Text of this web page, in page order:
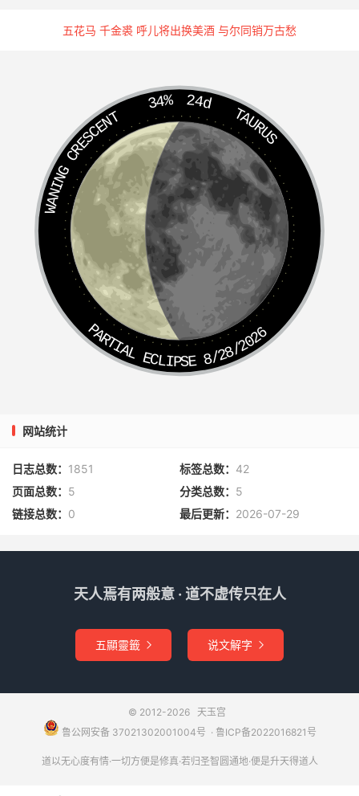
五花马 千金裘 呼儿将出换美酒 与尔同销万古愁
34% 24d
TAURUS
WANING CRESCENT
PARTIAL ECLIPSE 8/28/2026
网站统计
日志总数： 1851 标签总数： 42
页面总数： 5 分类总数： 5
链接总数： 0 最后更新： 2026-07-29
天人焉有两般意 · 道不虚传只在人
五顯靈籤  说文解字 
© 2012-2026 天玉宫
鲁公网安备 37021302001004号 ​​​ · 鲁ICP备2022016821号
道以无心度有情·一切方便是修真·若归圣智圆通地·便是升天得道人